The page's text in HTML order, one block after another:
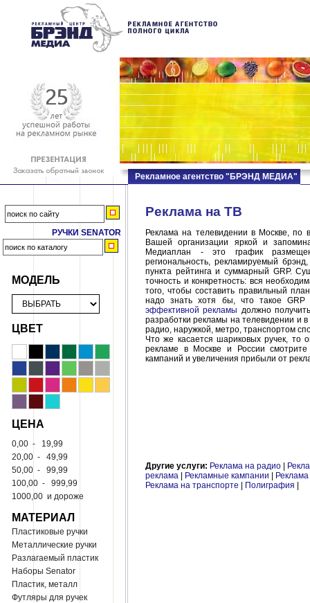
РУЧКИ SENATOR
МОДЕЛЬ
ЦВЕТ
ЦЕНА
0,00 - 19,99
20,00 - 49,99
50,00 - 99,99
100,00 - 999,99
1000,00 и дороже
МАТЕРИАЛ
Пластиковые ручки
Металлические ручки
Разлагаемый пластик
Наборы Senator
Пластик, металл
Футляры для ручек
Рекламное агентство "БРЭНД МЕДИА"
Реклама на ТВ
Реклама на телевидении в Москве, по
Вашей организации яркой и
Медиаплан - это график
региональность, рекламируемый
пункта рейтинга и суммарный GRP.
точность и конкретность: вся
того, чтобы составить правильный
надо знать хотя бы, что такое
эффективной рекламы должно
разработки рекламы на телевидении и
радио, наружкой, метро, транспортом
Что же касается шариковых ручек,
рекламе в Москве и России
кампаний и увеличения прибыли от
Другие услуги: Реклама на радио
реклама
Рекламные кампании
Реклама на транспорте
Полиграфия